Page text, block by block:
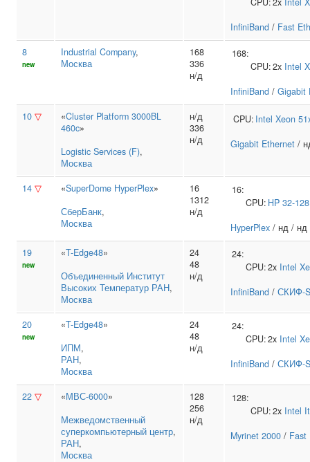
InfiniBand / Fast
8
new
Industrial Company,
Москва
168
336
н/д
168:
CPU:2x Intel
InfiniBand / Gigabit
10 ▽ «Cluster Platform 3000BL
460c»
Logistic Services (F),
Москва
н/д
336
н/д
CPU: Intel Xeon
Gigabit Ethernet /
14 ▽ «SuperDome HyperPlex»
СберБанк,
Москва
16
1312
н/д
16:
CPU: HP 32-
HyperPlex / нд / нд
19
new
«T-Edge48»
Объединенный Институт
Высоких Температур РАН,
Москва
24
48
н/д
24:
CPU:2x Intel
InfiniBand / СКИФ-
20
new
«T-Edge48»
ИПМ,
РАН,
Москва
24
48
н/д
24:
CPU:2x Intel
InfiniBand / СКИФ-
22 ▽ «МВС-6000»
Межведомственный
суперкомпьютерный центр,
РАН,
Москва
128
256
н/д
128:
CPU:2x Intel
Myrinet 2000 / Fast